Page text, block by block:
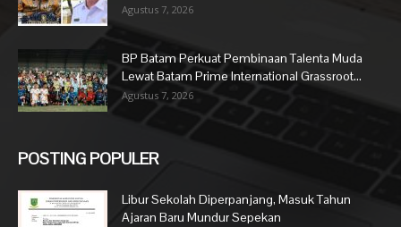
Agustus 7, 2026
BP Batam Perkuat Pembinaan Talenta Muda
Lewat Batam Prime International Grassroot...
Agustus 7, 2026
POSTING POPULER
Libur Sekolah Diperpanjang, Masuk Tahun
Ajaran Baru Mundur Sepekan